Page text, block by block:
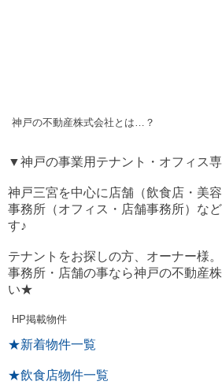
神戸の不動産株式会社とは…？
▼神戸の事業用テナント・オフィス専
神戸三宮を中心に店舗（飲食店・美
事務所（オフィス・店舗事務所）な
す♪
テナントをお探しの方、オーナー様。
事務所・店舗の事なら神戸の不動産
い★
HP掲載物件
★新着物件一覧
★飲食店物件一覧